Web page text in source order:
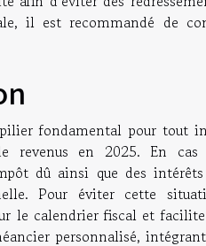
il est recommandé de
fondamental pour tout
revenus en 2025. En cas
dû ainsi que des
Pour éviter cette
le calendrier fiscal et
personnalisé,